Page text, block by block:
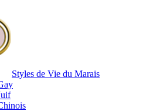
Styles de Vie du Marais